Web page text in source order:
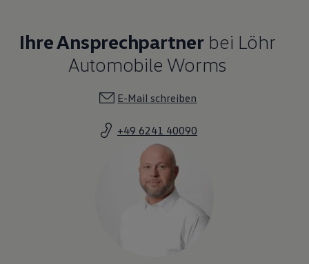
Ihre Ansprechpartnerbei Löhr
Automobile Worms
E-Mail schreiben
+49 6241 40090